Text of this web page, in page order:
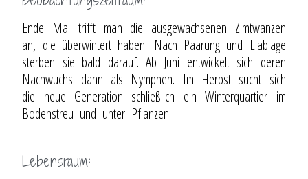
Ende Mai trifft man die ausgewachsenen Zimtwanzen
an, die überwintert haben. Nach Paarung und Eiablage
sterben sie bald darauf. Ab Juni entwickelt sich deren
Nachwuchs dann als Nymphen. Im Herbst sucht sich
die neue Generation schließlich ein Winterquartier im
Bodenstreu und unter Pflanzen
Lebensraum: